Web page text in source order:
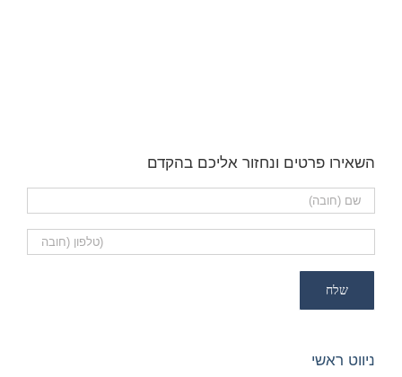
השאירו פרטים ונחזור אליכם בהקדם
ניווט ראשי